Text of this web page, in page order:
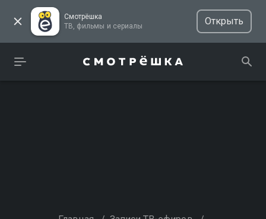
Смотрёшка
ТВ, фильмы и сериалы
Открыть